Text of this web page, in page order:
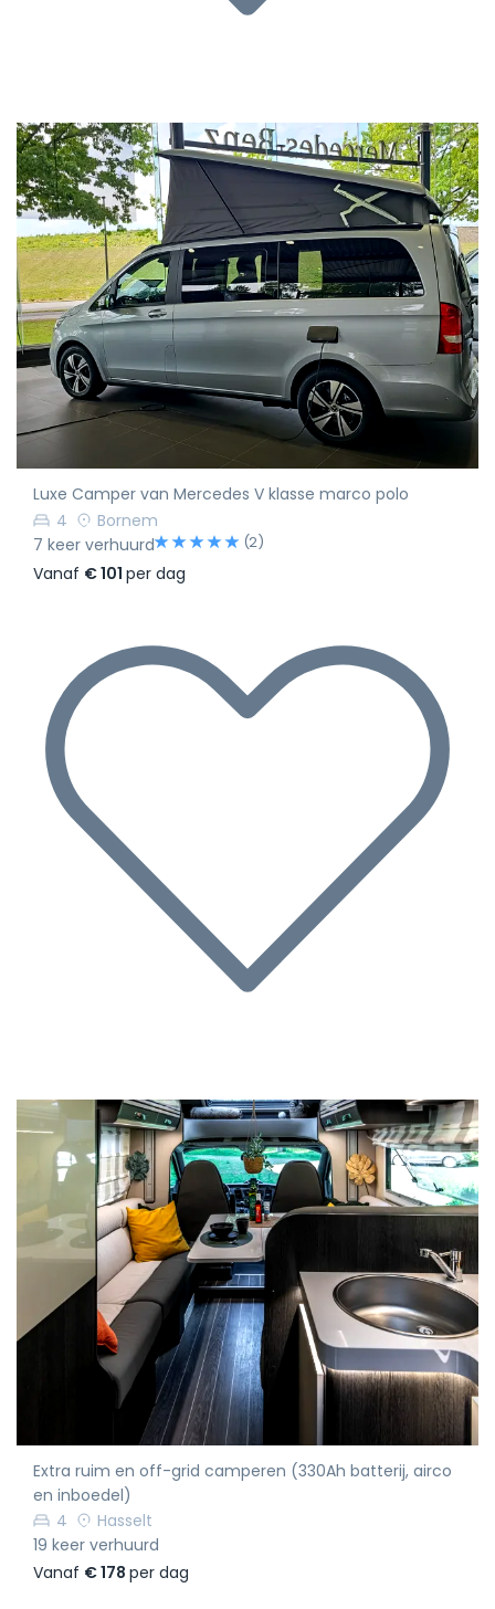
Luxe Camper van Mercedes V klasse marco polo
4
Bornem
7 keer verhuurd
(2)
Vanaf € 101 per dag
Extra ruim en off-grid camperen (330Ah batterij, airco
en inboedel)
4
Hasselt
19 keer verhuurd
Vanaf € 178 per dag